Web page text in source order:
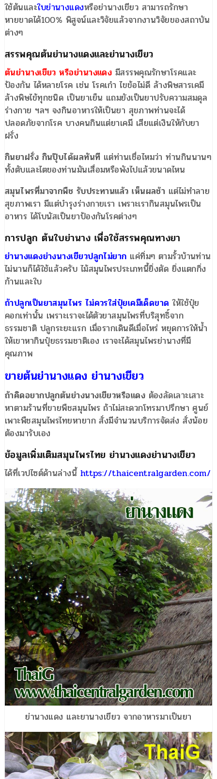
ใช้ต้นและใบย่านางแดงหรือย่านางเขียว สามารถรักษา
หายขาดได้100% พิสูจน์และวิจัยแล้วจากงานวิจัยของสถาบัน
ต่างๆ
สรรพคุณต้นย่านางแดงและย่านางเขียว
ต้นย่านางเขียว หรือย่านางแดง มีสรรพคุณรักษาโรคและ
ป้องกัน ได้หลายโรค เช่น โรคเก๋า ไขข้อไม่ดี ล้างพิษสารเคมี
ล้างพิษไข้ทุกชนิด เป็นยาเย็น แถมยังเป็นยาปรับความสมดุล
ร่างกาย ฯลฯ จงกินอาหารให้เป็นยา สุขภาพท่านจะได้
ปลอดภัยจากโรค บางคนกินแต่ยาเคมี เสียแต่เงินให้กับยา
ฝรั่ง
กินยาฝรั่ง กินปุ๊บได้ผลทันที แต่ท่านเชื่อไหมว่า ท่านกินนานๆ
ทั้งตับและไตของท่านมันเสื่อมหรือพังไปแล้วขนาดไหน
สมุนไพรที่มาจากพืช รับประทานแล้ว เห็นผลช้า แต่ไม่ทำลาย
สุขภาพเรา มีแต่บำรุงร่างกายเรา เพราะเรากินสมุนไพรเป็น
อาหาร ได้โบนัสเป็นยาป้องกันโรคต่างๆ
การปลูก ต้นใบย่านาง เพื่อใช้สรรพคุณทางยา
ย่านางแดงย่างนางเขียวปลูกไม่ยาก แค่ทิ่มๆ ตามรั้วบ้านท่าน
ไม่นานก็ได้ใช้แล้วครับ ไม้สมุนไพรประเภทนี้ยิ่งตัด ยิ่งแตกกิ่ง
ก้านและใบ
ถ้าปลูกเป็นยาสมุนไพร ไม่ควรใส่ปุ๋ยเคมีเด็ดขาด ให้ใช้ปุ๋ย
คอกเท่านั้น เพราะเราจะได้ตัวยาสมุนไพรที่บริสุทธิ์จาก
ธรรมชาติ ปลูกระยะแรก เมื่อรากเดินดีเมื่อไหร่ หยุดการให้น้ำ
ให้เขาหากินปุ๋ยธรรมชาติเอง เราจะได้สมุนไพรย่านางที่มี
คุณภาพ
ขายต้นย่านางแดง ย่านางเขียว
ถ้าคิดอยากปลูกต้นย่างนางเขียวหรือแดง ต้องลัดเลาะเสาะ
หาตามร้านที่ขายพืชสมุนไพร ถ้าไม่สะดวกโทรมาปรึกษา ศูนย์
เพาะพืชสมุนไพรไทยหายาก สั่งมีจำนวนบริการจัดส่ง สั่งน้อย
ต้องมารับเอง
ข้อมูลเพิ่มเติมสมุนไพรไทย ย่านางแดงย่านางเขียว
ได้ที่เวปไซต์ด้านล่างนี้ https://thaicentralgarden.com/
ย่านางแดง และยานางเขียว จากอาหารมาเป็นยา